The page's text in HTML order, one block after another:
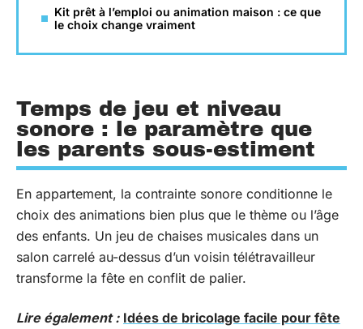
Kit prêt à l’emploi ou animation maison : ce que
le choix change vraiment
Temps de jeu et niveau
sonore : le paramètre que
les parents sous-estiment
En appartement, la contrainte sonore conditionne le
choix des animations bien plus que le thème ou l’âge
des enfants. Un jeu de chaises musicales dans un
salon carrelé au-dessus d’un voisin télétravailleur
transforme la fête en conflit de palier.
Lire également : Idées de bricolage facile pour fête